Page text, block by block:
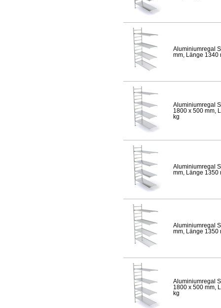
Aluminiumregal
mm, Länge 1340
Aluminiumregal
1800 x 500 mm,
kg
Aluminiumregal
mm, Länge 1350
Aluminiumregal
mm, Länge 1350
Aluminiumregal
1800 x 500 mm,
kg